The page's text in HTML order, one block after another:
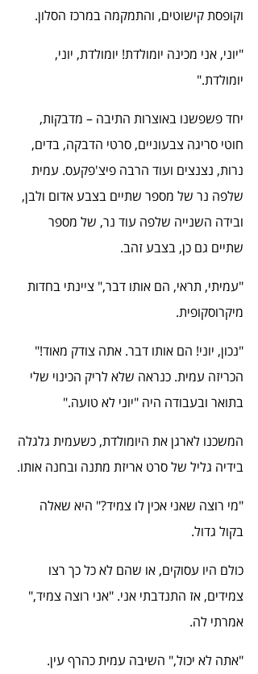
וקופסת קישוטים, והתמקמה במרכז הסלון.
"יוני, אני מכינה יומולדת! יומולדת, יוני,
יומולדת."
יחד פשפשנו באוצרות התיבה – מדבקות,
חוטי סריגה צבעוניים, סרטי הדבקה, בדים,
נרות, נצנצים ועוד הרבה פיצ'פקעס. עמית
שלפה נר של מספר שתיים בצבע אדום ולבן,
ובידה השנייה שלפה עוד נר, של מספר
שתיים גם כן, בצבע זהב.
"עמיתי, תראי, הם אותו דבר," ציינתי בחדות
מיקרוסקופית.
"נכון, יוני! הם אותו דבר. אתה צודק מאוד!"
הכריזה עמית. כנראה שלא לריק הכינוי שלי
בתואר ובעבודה היה "יוני לא טועה."
המשכנו לארגן את היומולדת, כשעמית גלגלה
בידיה גליל של סרט אריזת מתנה ובחנה אותו.
"מי רוצה שאני אכין לו צמיד?" היא שאלה
בקול גדול.
כולם היו עסוקים, או שהם לא כל כך רצו
צמידים, אז התנדבתי אני. "אני רוצה צמיד,"
אמרתי לה.
"אתה לא יכול," השיבה עמית כהרף עין.